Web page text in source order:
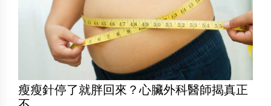
瘦瘦針停了就胖回來？心臟外科醫師揭真正